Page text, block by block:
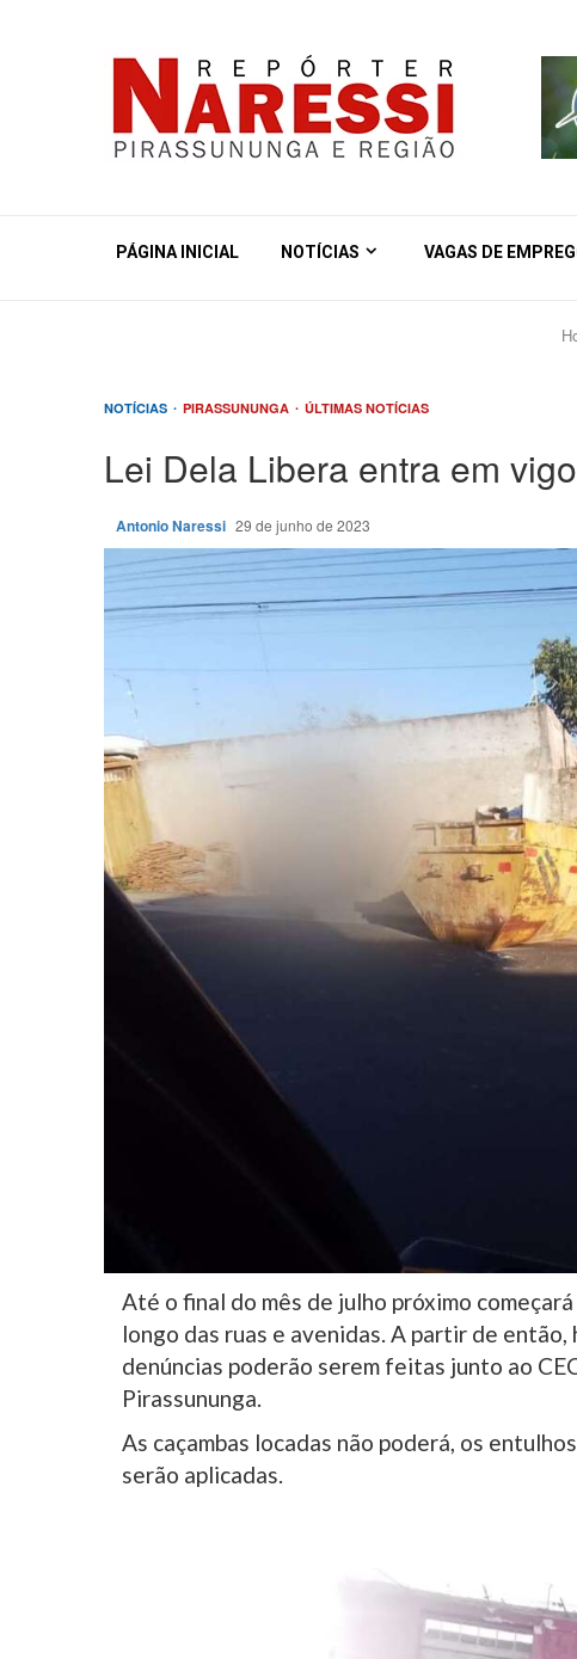
PÁGINA INICIAL NOTÍCIAS VAGAS DE
NOTÍCIAS PIRASSUNUNGA ÚLTIMAS NOTÍCIAS
Lei Dela Libera entra em
Antonio Naressi 29 de junho de 2023
Até o final do mês de julho próximo começará
longo das ruas e avenidas. A partir de
denúncias poderão serem feitas junto ao
Pirassununga.
As caçambas locadas não poderá, os
serão aplicadas.